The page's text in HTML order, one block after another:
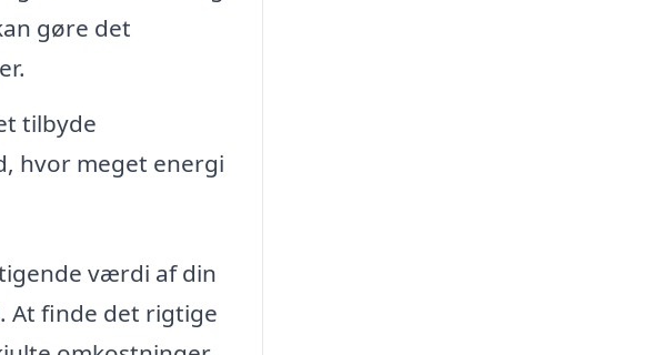
gøre det
tilbyde
hvor meget energi
værdi af din
At finde det rigtige